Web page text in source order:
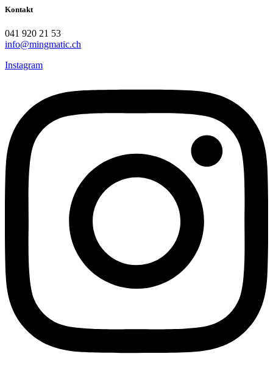
Kontakt
041 920 21 53
info@mingmatic.ch
Instagram